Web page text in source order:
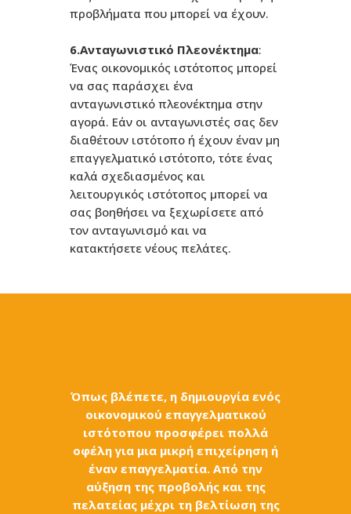
προβλήματα που μπορεί να έχουν.
6.Ανταγωνιστικό Πλεονέκτημα:
Ένας οικονομικός ιστότοπος μπορεί
να σας παράσχει ένα
ανταγωνιστικό πλεονέκτημα στην
αγορά. Εάν οι ανταγωνιστές σας δεν
διαθέτουν ιστότοπο ή έχουν έναν μη
επαγγελματικό ιστότοπο, τότε ένας
καλά σχεδιασμένος και
λειτουργικός ιστότοπος μπορεί να
σας βοηθήσει να ξεχωρίσετε από
τον ανταγωνισμό και να
κατακτήσετε νέους πελάτες.
Όπως βλέπετε, η δημιουργία ενός
οικονομικού επαγγελματικού
ιστότοπου προσφέρει πολλά
οφέλη για μια μικρή επιχείρηση ή
έναν επαγγελματία. Από την
αύξηση της προβολής και της
πελατείας μέχρι τη βελτίωση της